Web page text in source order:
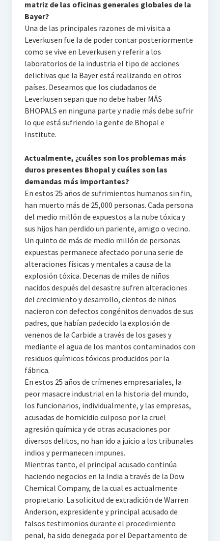
matriz de las oficinas generales globales de la
Bayer?
Una de las principales razones de mi visita a
Leverkusen fue la de poder contar posteriormente
como se vive en Leverkusen y referir a los
laboratorios de la industria el tipo de acciones
delictivas que la Bayer está realizando en otros
países. Deseamos que los ciudadanos de
Leverkusen sepan que no debe haber MÁS
BHOPALS en ninguna parte y nadie más debe sufrir
lo que está sufriendo la gente de Bhopal e
Institute.
Actualmente, ¿cuáles son los problemas más
duros presentes Bhopal y cuáles son las
demandas más importantes?
En estos 25 años de sufrimientos humanos sin fin,
han muerto más de 25,000 personas. Cada persona
del medio millón de expuestos a la nube tóxica y
sus hijos han perdido un pariente, amigo o vecino.
Un quinto de más de medio millón de personas
expuestas permanece afectado por una serie de
alteraciones físicas y mentales a causa de la
explosión tóxica. Decenas de miles de niños
nacidos después del desastre sufren alteraciones
del crecimiento y desarrollo, cientos de niños
nacieron con defectos congénitos derivados de sus
padres, que habían padecido la explosión de
venenos de la Carbide a través de los gases y
mediante el agua de los mantos contaminados con
residuos químicos tóxicos producidos por la
fábrica.
En estos 25 años de crímenes empresariales, la
peor masacre industrial en la historia del mundo,
los funcionarios, individualmente, y las empresas,
acusadas de homicidio culposo por la cruel
agresión química y de otras acusaciones por
diversos delitos, no han ido a juicio a los tribunales
indios y permanecen impunes.
Mientras tanto, el principal acusado continúa
haciendo negocios en la India a través de la Dow
Chemical Company, de la cual es actualmente
propietario. La solicitud de extradición de Warren
Anderson, expresidente y principal acusado de
falsos testimonios durante el procedimiento
penal, ha sido denegada por el Departamento de